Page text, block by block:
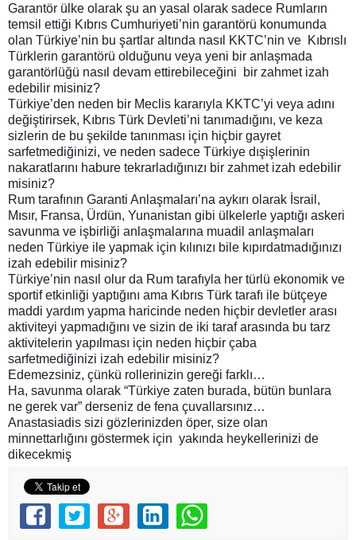
Garantör ülke olarak şu an yasal olarak sadece Rumların
temsil ettiği Kıbrıs Cumhuriyeti’nin garantörü konumunda
olan Türkiye’nin bu şartlar altında nasıl KKTC’nin ve Kıbrıslı
Türklerin garantörü olduğunu veya yeni bir anlaşmada
garantörlüğü nasıl devam ettirebileceğini bir zahmet izah
edebilir misiniz?
Türkiye’den neden bir Meclis kararıyla KKTC’yi veya adını
değiştirirsek, Kıbrıs Türk Devleti’ni tanımadığını, ve keza
sizlerin de bu şekilde tanınması için hiçbir gayret
sarfetmediğinizi, ve neden sadece Türkiye dışişlerinin
nakaratlarını habure tekrarladığınızı bir zahmet izah edebilir
misiniz?
Rum tarafının Garanti Anlaşmaları’na aykırı olarak İsrail,
Mısır, Fransa, Ürdün, Yunanistan gibi ülkelerle yaptığı askeri
savunma ve işbirliği anlaşmalarına muadil anlaşmaları
neden Türkiye ile yapmak için kılınızı bile kıpırdatmadığınızı
izah edebilir misiniz?
Türkiye’nin nasıl olur da Rum tarafıyla her türlü ekonomik ve
sportif etkinliği yaptığını ama Kıbrıs Türk tarafı ile bütçeye
maddi yardım yapma haricinde neden hiçbir devletler arası
aktiviteyi yapmadığını ve sizin de iki taraf arasında bu tarz
aktivitelerin yapılması için neden hiçbir çaba
sarfetmediğinizi izah edebilir misiniz?
Edemezsiniz, çünkü rollerinizin gereği farklı…
Ha, savunma olarak “Türkiye zaten burada, bütün bunlara
ne gerek var” derseniz de fena çuvallarsınız…
Anastasiadis sizi gözlerinizden öper, size olan
minnettarlığını göstermek için yakında heykellerinizi de
dikecekmiş